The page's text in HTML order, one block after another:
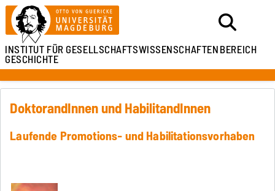
INSTITUT FÜRGESELLSCHAFTSWISSENSCHAFTENBEREICH
GESCHICHTE
DoktorandInnen und HabilitandInnen
Laufende Promotions- und Habilitationsvorhaben